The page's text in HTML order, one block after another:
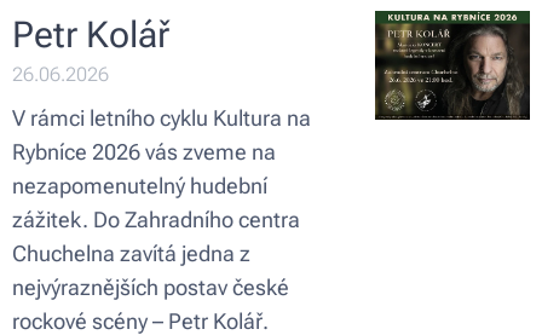
Petr Kolář
26.06.2026
V rámci letního cyklu Kultura na
Rybníce 2026 vás zveme na
nezapomenutelný hudební
zážitek. Do Zahradního centra
Chuchelna zavítá jedna z
nejvýraznějších postav české
rockové scény – Petr Kolář.